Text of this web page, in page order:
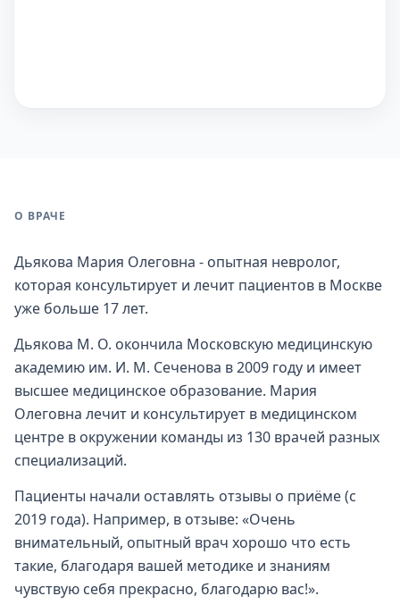
О ВРАЧЕ
Дьякова Мария Олеговна - опытная невролог,
которая консультирует и лечит пациентов в Москве
уже больше 17 лет.
Дьякова М. О. окончила Московскую медицинскую
академию им. И. М. Сеченова в 2009 году и имеет
высшее медицинское образование. Мария
Олеговна лечит и консультирует в медицинском
центре в окружении команды из 130 врачей разных
специализаций.
Пациенты начали оставлять отзывы о приёме (с
2019 года). Например, в отзыве: «Очень
внимательный, опытный врач хорошо что есть
такие, благодаря вашей методике и знаниям
чувствую себя прекрасно, благодарю вас!».